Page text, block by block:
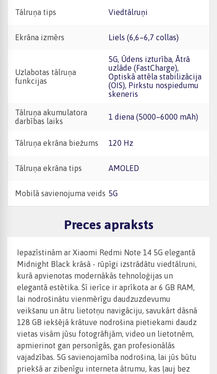
Tālruņa tips Viedtālruņi
Ekrāna izmērs Liels (6,6–6,7 collas)
Uzlabotas tālruņa
funkcijas
5G, Ūdens izturība, Ātrā
uzlāde (FastCharge),
Optiskā attēla stabilizācija
(OIS), Pirkstu nospiedumu
skeneris
Tālruņa akumulatora
darbības laiks
1 diena (5000–6000 mAh)
Tālruņa ekrāna biežums 120 Hz
Tālruņa ekrāna tips AMOLED
Mobilā savienojuma veids 5G
Preces apraksts
Iepazīstinām ar Xiaomi Redmi Note 14 5G elegantā
Midnight Black krāsā - rūpīgi izstrādātu viedtālruni,
kurā apvienotas modernākās tehnoloģijas un
elegantā estētika. Šī ierīce ir aprīkota ar 6 GB RAM,
lai nodrošinātu vienmērīgu daudzuzdevumu
veikšanu un ātru lietotņu navigāciju, savukārt dāsnā
128 GB iekšējā krātuve nodrošina pietiekami daudz
vietas visām jūsu fotogrāfijām, video un lietotnēm,
apmierinot gan personīgās, gan profesionālās
vajadzības. 5G savienojamība nodrošina, lai jūs būtu
priekšā ar zibenīgu interneta ātrumu, kas ļauj bez